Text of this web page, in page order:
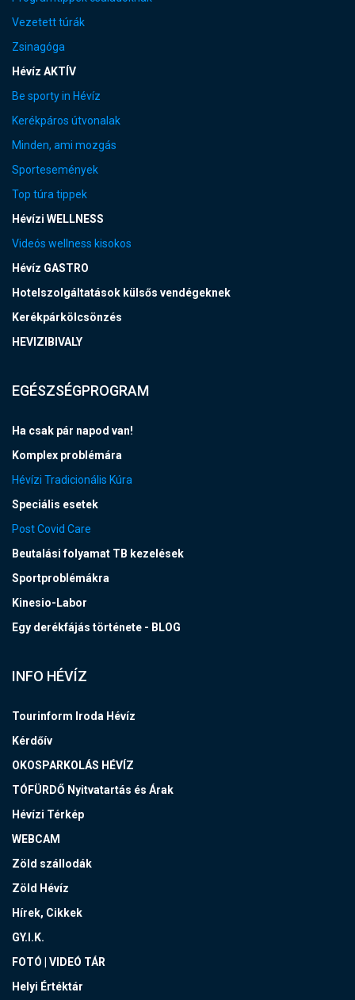
Vezetett túrák
Zsinagóga
Hévíz AKTÍV
Be sporty in Hévíz
Kerékpáros útvonalak
Minden, ami mozgás
Sportesemények
Top túra tippek
Hévízi WELLNESS
Videós wellness kisokos
Hévíz GASTRO
Hotelszolgáltatások külsős vendégeknek
Kerékpárkölcsönzés
HEVIZIBIVALY
EGÉSZSÉGPROGRAM
Ha csak pár napod van!
Komplex problémára
Hévízi Tradicionális Kúra
Speciális esetek
Post Covid Care
Beutalási folyamat TB kezelések
Sportproblémákra
Kinesio-Labor
Egy derékfájás története - BLOG
INFO HÉVÍZ
Tourinform Iroda Hévíz
Kérdőív
OKOSPARKOLÁS HÉVÍZ
TÓFÜRDŐ Nyitvatartás és Árak
Hévízi Térkép
WEBCAM
Zöld szállodák
Zöld Hévíz
Hírek, Cikkek
GY.I.K.
FOTÓ | VIDEÓ TÁR
Helyi Értéktár